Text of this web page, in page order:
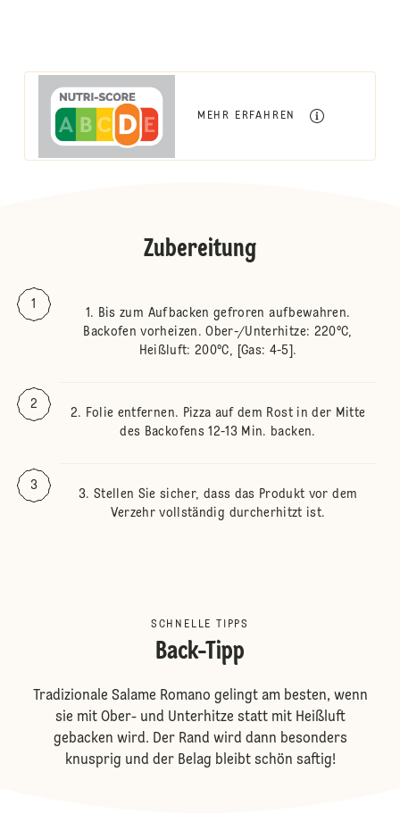
MEHR ERFAHREN
Zubereitung
Bis zum Aufbacken gefroren aufbewahren.
Backofen vorheizen. Ober-/Unterhitze: 220°C,
Heißluft: 200°C, [Gas: 4-5].
Folie entfernen. Pizza auf dem Rost in der Mitte
des Backofens 12-13 Min. backen.
Stellen Sie sicher, dass das Produkt vor dem
Verzehr vollständig durcherhitzt ist.
SCHNELLE TIPPS
Back-Tipp
Tradizionale Salame Romano gelingt am besten, wenn
sie mit Ober- und Unterhitze statt mit Heißluft
gebacken wird. Der Rand wird dann besonders
knusprig und der Belag bleibt schön saftig!